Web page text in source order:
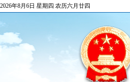
2026年8月6日 星期四 农历六月廿四